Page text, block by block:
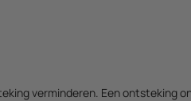
verminderen. Een